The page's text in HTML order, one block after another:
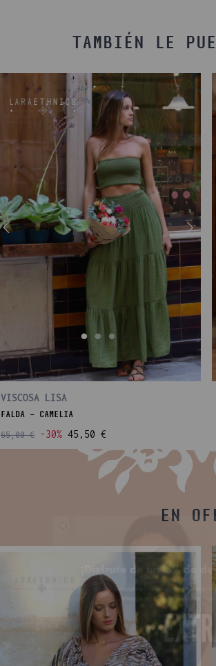
TAMBIÉN LE
VISCOSA LISA
FALDA - CAMELIA
65,00 € -30% 45,50 €
EN